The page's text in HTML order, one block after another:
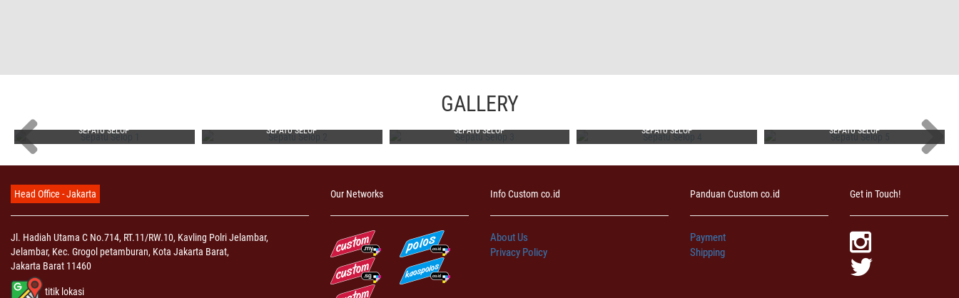
GALLERY
SEPATU SELOP SEPATU SELOP SEPATU SELOP SEPATU SELOP SEPATU SELOP
Head Office - Jakarta
Jl. Hadiah Utama C No.714, RT.11/RW.10, Kavling Polri Jelambar,
Jelambar, Kec. Grogol petamburan, Kota Jakarta Barat,
Jakarta Barat 11460
titik lokasi
Our Networks Info Custom co.id
About Us
Privacy Policy
Panduan Custom co.id
Payment
Shipping
Get in Touch!